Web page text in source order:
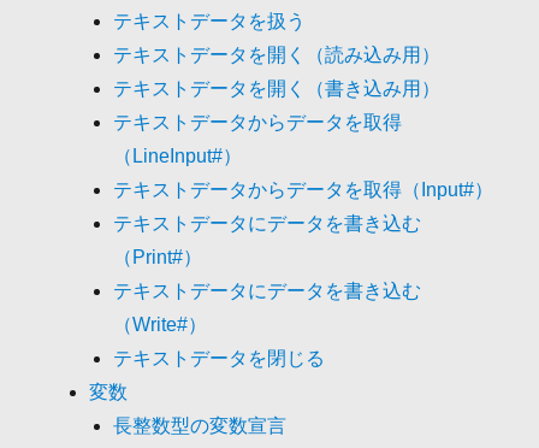
テキストデータを扱う
テキストデータを開く（読み込み用）
テキストデータを開く（書き込み用）
テキストデータからデータを取得
（LineInput#）
テキストデータからデータを取得（Input#）
テキストデータにデータを書き込む
（Print#）
テキストデータにデータを書き込む
（Write#）
テキストデータを閉じる
変数
長整数型の変数宣言